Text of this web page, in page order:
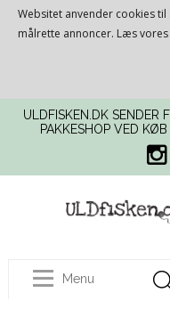
Websitet anvender cookies
målrette annoncer. Læs vores
ULDFISKEN.DK SENDER
PAKKESHOP VED
Menu